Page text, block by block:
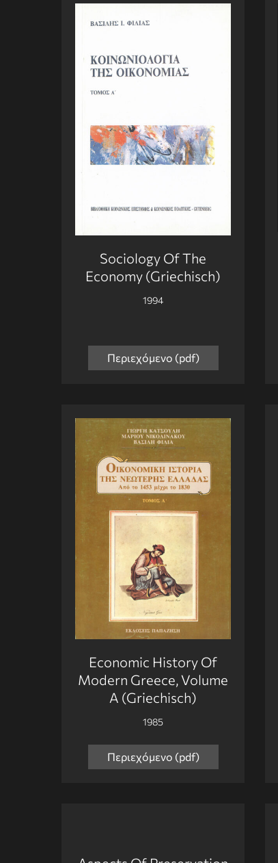
Sociology Of The
Economy (Griechisch)
1994
Περιεχόμενο (pdf)
Economic History Of
Modern Greece, Volume
A (Griechisch)
1985
Περιεχόμενο (pdf)